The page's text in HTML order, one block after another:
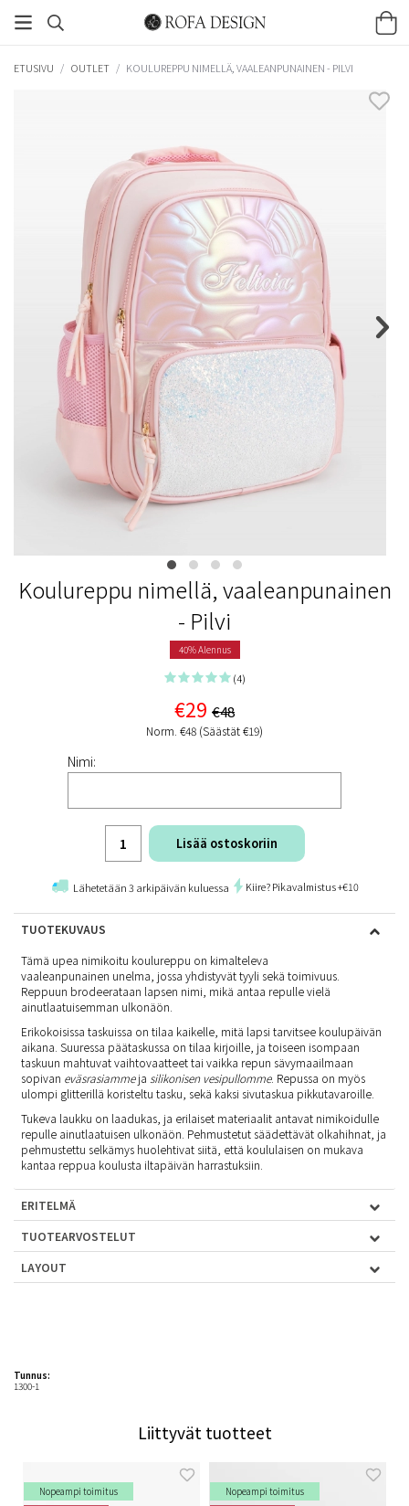
ETUSIVU / OUTLET / KOULUREPPU NIMELLÄ, VAALEANPUNAINEN - PILVI
Koulureppu nimellä, vaaleanpunainen
- Pilvi
40% Alennus
(4)
€29 €48
Norm. €48 (Säästät €19)
Nimi:
Lisää ostoskoriin
Lähetetään 3 arkipäivän kuluessa Kiire? Pikavalmistus +€10
TUOTEKUVAUS
Tämä upea nimikoitu koulureppu on kimalteleva
vaaleanpunainen unelma, jossa yhdistyvät tyyli sekä toimivuus.
Reppuun brodeerataan lapsen nimi, mikä antaa repulle vielä
ainutlaatuisemman ulkonäön.
Erikokoisissa taskuissa on tilaa kaikelle, mitä lapsi tarvitsee koulupäivän
aikana. Suuressa päätaskussa on tilaa kirjoille, ja toiseen isompaan
taskuun mahtuvat vaihtovaatteet tai vaikka repun sävymaailmaan
sopivan eväsrasiammeja silikonisen vesipullomme. Repussa on myös
ulompi glitterillä koristeltu tasku, sekä kaksi sivutaskua pikkutavaroille.
Tukeva laukku on laadukas, ja erilaiset materiaalit antavat nimikoidulle
repulle ainutlaatuisen ulkonäön. Pehmustetut säädettävät olkahihnat, ja
pehmustettu selkämys huolehtivat siitä, että koululaisen on mukava
kantaa reppua koulusta iltapäivän harrastuksiin.
ERITELMÄ
TUOTEARVOSTELUT
LAYOUT
Tunnus:
1300-1
Liittyvät tuotteet
Nopeampi toimitus
Nopeampi toimitus